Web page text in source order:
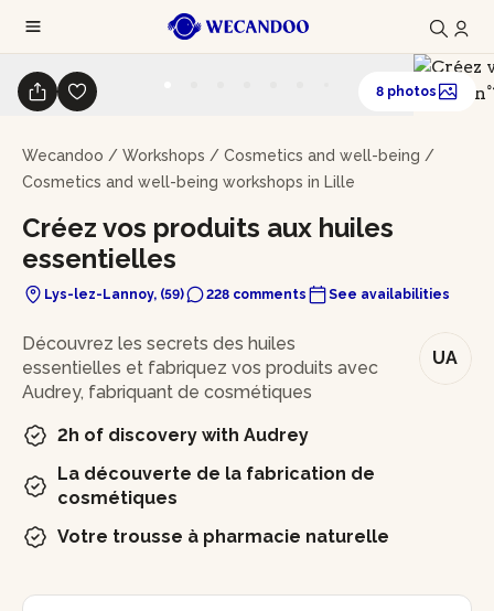
Wecandoo / Workshops / Cosmetics and well-being /
Cosmetics and well-being workshops in Lille
Créez vos produits aux huiles
essentielles
Lys-lez-Lannoy, (59) 228 comments See availabilities
8 photos
In brief
UA
Découvrez les secrets des huiles
essentielles et fabriquez vos produits avec
Audrey, fabriquant de cosmétiques
2h of discovery with Audrey
La découverte de la fabrication de
cosmétiques
Votre trousse à pharmacie naturelle